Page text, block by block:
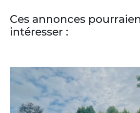
Ces annonces
intéresser :